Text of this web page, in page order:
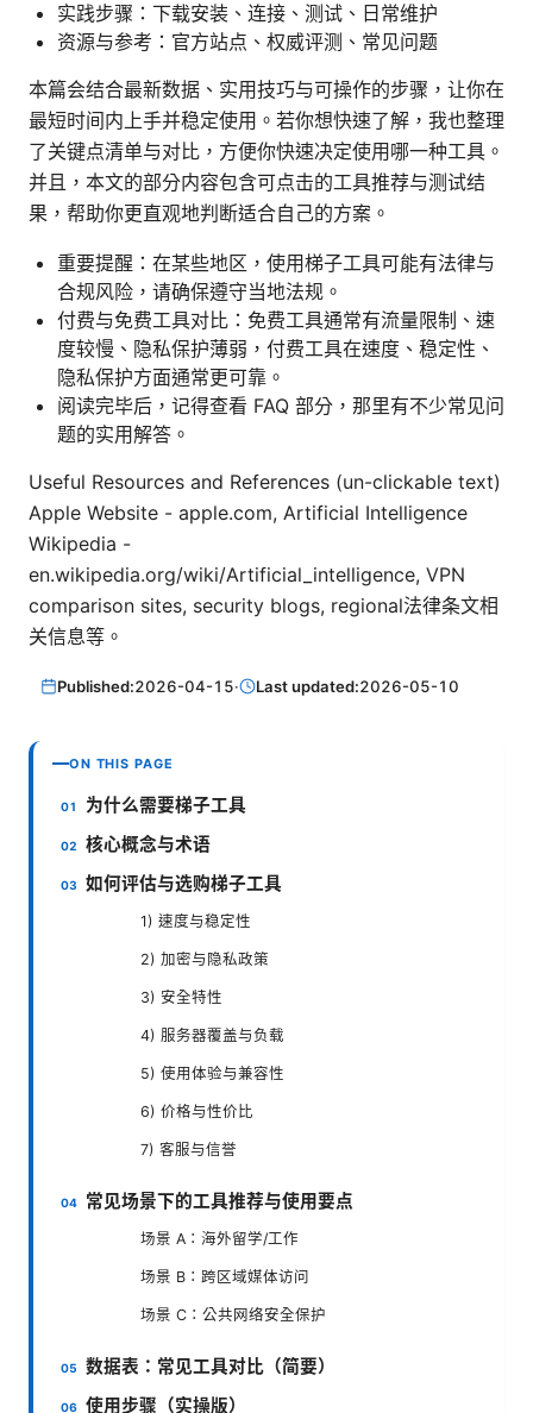
实践步骤：下载安装、连接、测试、日常维护
资源与参考：官方站点、权威评测、常见问题
本篇会结合最新数据、实用技巧与可操作的步骤，让你在
最短时间内上手并稳定使用。若你想快速了解，我也整理
了关键点清单与对比，方便你快速决定使用哪一种工具。
并且，本文的部分内容包含可点击的工具推荐与测试结
果，帮助你更直观地判断适合自己的方案。
重要提醒：在某些地区，使用梯子工具可能有法律与
合规风险，请确保遵守当地法规。
付费与免费工具对比：免费工具通常有流量限制、速
度较慢、隐私保护薄弱，付费工具在速度、稳定性、
隐私保护方面通常更可靠。
阅读完毕后，记得查看 FAQ 部分，那里有不少常见问
题的实用解答。
Useful Resources and References (un-clickable text)
Apple Website - apple.com, Artificial Intelligence
Wikipedia -
en.wikipedia.org/wiki/Artificial_intelligence, VPN
comparison sites, security blogs, regional法律条文相
关信息等。
Published:2026-04-15· Last updated:2026-05-10
ON THIS PAGE
为什么需要梯子工具
核心概念与术语
如何评估与选购梯子工具
1) 速度与稳定性
2) 加密与隐私政策
3) 安全特性
4) 服务器覆盖与负载
5) 使用体验与兼容性
6) 价格与性价比
7) 客服与信誉
常见场景下的工具推荐与使用要点
场景 A：海外留学/工作
场景 B：跨区域媒体访问
场景 C：公共网络安全保护
数据表：常见工具对比（简要）
使用步骤（实操版）